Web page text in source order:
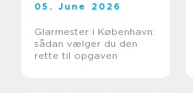
05. June 2026
Glarmester i København:
sådan vælger du den
rette til opgaven